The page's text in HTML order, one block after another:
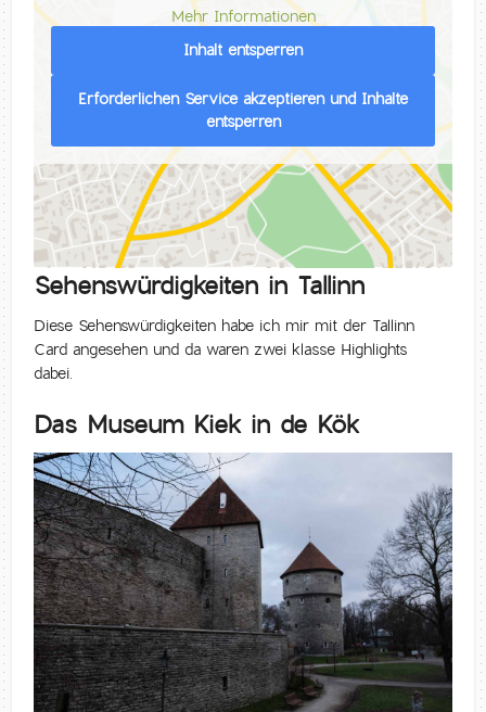
Mehr Informationen
Inhalt entsperren
Erforderlichen Service akzeptieren und Inhalte
entsperren
Sehenswürdigkeiten in Tallinn
Diese Sehenswürdigkeiten habe ich mir mit der Tallinn
Card angesehen und da waren zwei klasse Highlights
dabei.
Das Museum Kiek in de Kök